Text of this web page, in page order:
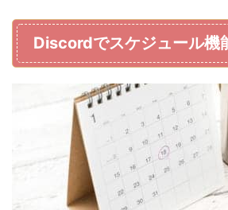
Discordでスケジュール機